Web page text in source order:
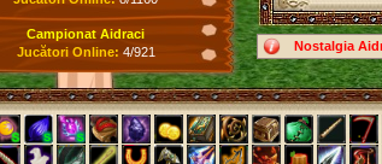
Nostalgia
Campionat Aidraci
Jucători Online: 4/921